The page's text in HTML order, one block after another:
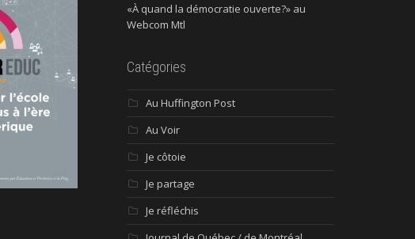
«À quand la démocratie ouverte?» au
Webcom Mtl
Catégories
Au Huffington Post
Au Voir
Je côtoie
Je partage
Je réfléchis